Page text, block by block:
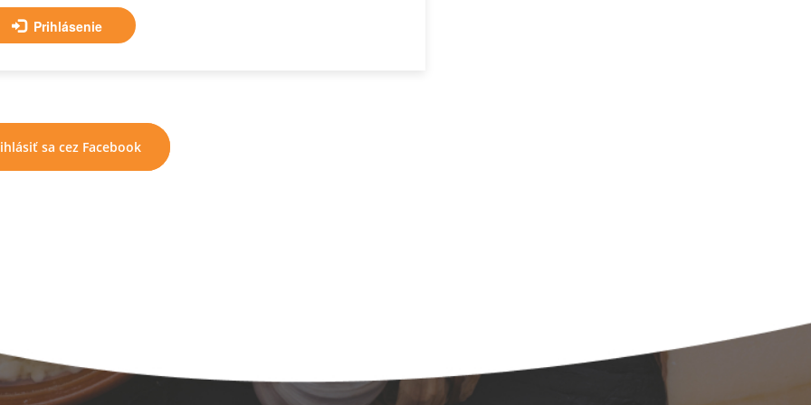
Prihlásenie
sa cez Facebook